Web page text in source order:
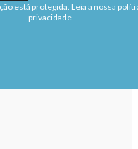
está protegida. Leia a nossa
privacidade.